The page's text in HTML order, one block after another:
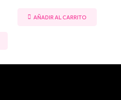
AÑADIR AL CARRITO